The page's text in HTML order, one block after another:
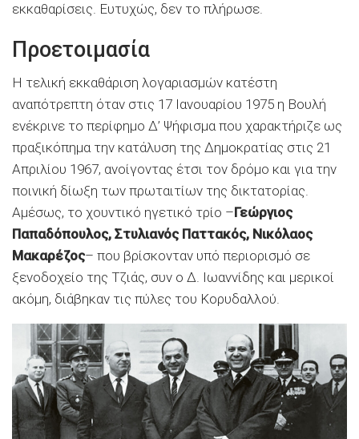
εκκαθαρίσεις. Ευτυχώς, δεν το πλήρωσε.
Προετοιμασία
Η τελική εκκαθάριση λογαριασμών κατέστη
αναπότρεπτη όταν στις 17 Ιανουαρίου 1975 η Βουλή
ενέκρινε το περίφημο Δ’ Ψήφισμα που χαρακτήριζε ως
πραξικόπημα την κατάλυση της Δημοκρατίας στις 21
Απριλίου 1967, ανοίγοντας έτσι τον δρόμο και για την
ποινική δίωξη των πρωταιτίων της δικτατορίας.
Αμέσως, το χουντικό ηγετικό τρίο –Γεώργιος
Παπαδόπουλος, Στυλιανός Παττακός, Νικόλαος
Μακαρέζος– που βρίσκονταν υπό περιορισμό σε
ξενοδοχείο της Τζιάς, συν ο Δ. Ιωαννίδης και μερικοί
ακόμη, διάβηκαν τις πύλες του Κορυδαλλού.